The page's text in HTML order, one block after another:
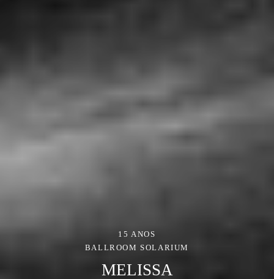
15 ANOS
BALLROOM SOLARIUM
MELISSA